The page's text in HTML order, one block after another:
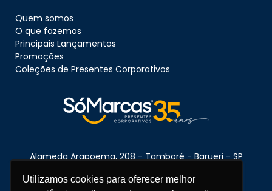
Utilizamos cookies para oferecer melhor
Quem somos
O que fazemos
Principais Lançamentos
Promoções
Coleções de Presentes Corporativos
Alameda Arapoema, 208 - Tamboré - Barueri - SP
06460-080